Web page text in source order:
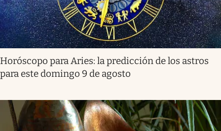
Horóscopo para Aries: la predicción de los astros
para este domingo 9 de agosto